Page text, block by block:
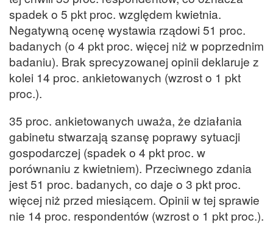
spadek o 5 pkt proc. względem kwietnia.
Negatywną ocenę wystawia rządowi 51 proc.
badanych (o 4 pkt proc. więcej niż w poprzednim
badaniu). Brak sprecyzowanej opinii deklaruje z
kolei 14 proc. ankietowanych (wzrost o 1 pkt
proc.).
35 proc. ankietowanych uważa, że działania
gabinetu stwarzają szansę poprawy sytuacji
gospodarczej (spadek o 4 pkt proc. w
porównaniu z kwietniem). Przeciwnego zdania
jest 51 proc. badanych, co daje o 3 pkt proc.
więcej niż przed miesiącem. Opinii w tej sprawie
nie 14 proc. respondentów (wzrost o 1 pkt proc.).